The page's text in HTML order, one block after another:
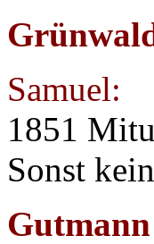
Samuel:
1851
Sonst
Gutmann